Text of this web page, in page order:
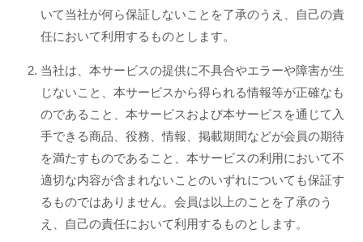
いて当社が何ら保証しないことを了承のうえ、自己の責
任において利用するものとします。
当社は、本サービスの提供に不具合やエラーや障害が生
じないこと、本サービスから得られる情報等が正確なも
のであること、本サービスおよび本サービスを通じて入
手できる商品、役務、情報、掲載期間などが会員の期待
を満たすものであること、本サービスの利用において不
適切な内容が含まれないことのいずれについても保証す
るものではありません。会員は以上のことを了承のう
え、自己の責任において利用するものとします。